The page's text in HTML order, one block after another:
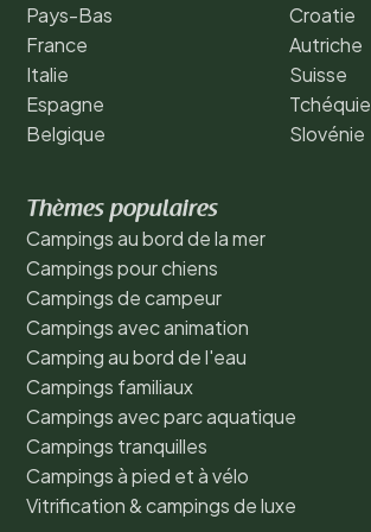
Pays-Bas
France
Italie
Espagne
Belgique
Croatie
Autriche
Suisse
Tchéquie
Slovénie
Thèmes populaires
Campings au bord de la mer
Campings pour chiens
Campings de campeur
Campings avec animation
Camping au bord de l'eau
Campings familiaux
Campings avec parc aquatique
Campings tranquilles
Campings à pied et à vélo
Vitrification & campings de luxe